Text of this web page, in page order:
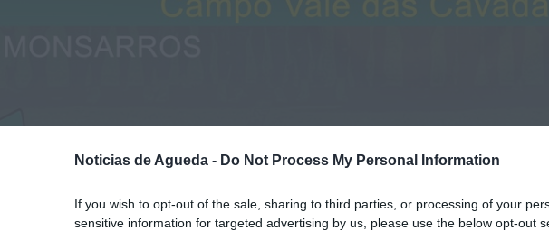
Noticias de Agueda - Do Not Process My Personal Information
If you wish to opt-out of the sale, sharing to third parties, or processing of your
sensitive information for targeted advertising by us, please use the below opt-out